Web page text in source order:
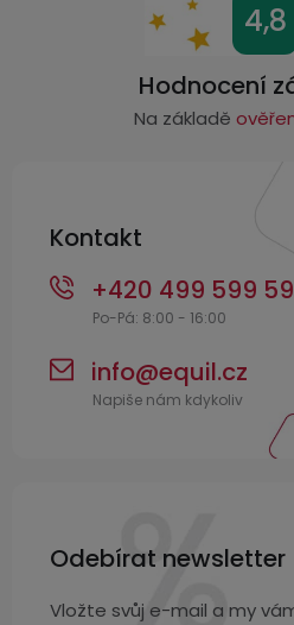
4,8
Hodnocení
Na základě
Kontakt
info@equil.cz
+420 499 599
Odebírat newsletter
Vložte svůj e-mail a my